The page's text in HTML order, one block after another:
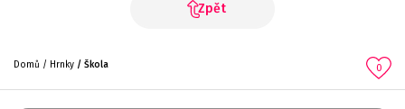
Zpět
0
Domů Hrnky Škola